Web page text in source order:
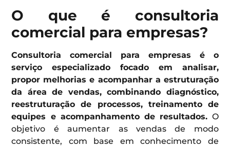
O que é consultoria
comercial para empresas?
Consultoria comercial para empresas é o
serviço especializado focado em analisar,
propor melhorias e acompanhar a estruturação
da área de vendas, combinando diagnóstico,
reestruturação de processos, treinamento de
equipes e acompanhamento de resultados. O
objetivo é aumentar as vendas de modo
consistente, com base em conhecimento de